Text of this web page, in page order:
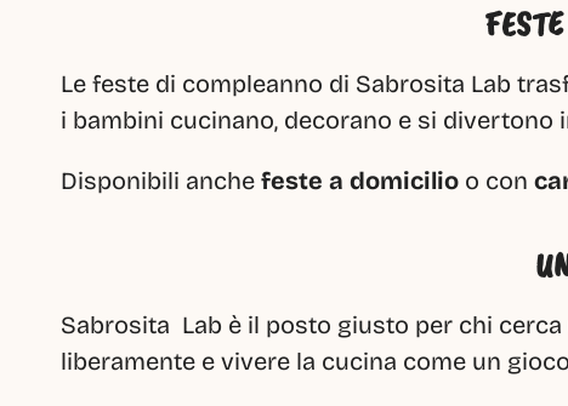
Le feste di compleanno di Sabrosita Lab
i bambini cucinano, decorano e si divertono
Disponibili anche feste a domicilio o con
Sabrosita  Lab è il posto giusto per chi cerca
liberamente e vivere la cucina come un